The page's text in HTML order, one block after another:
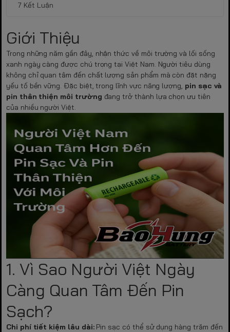
Kết Luận
Giới Thiệu
Trong những năm gần đây, nhận thức về môi trường và lối sống
xanh ngày càng được chú trọng tại Việt Nam. Người tiêu dùng
không chỉ quan tâm đến chất lượng sản phẩm mà còn đặt nặng
yếu tố bền vững. Đặc biệt, trong lĩnh vực năng lượng, pin sạc và
pin thân thiện môi trường đang trở thành lựa chọn ưu tiên
của nhiều người Việt.
1. Vì Sao Người Việt Ngày
Càng Quan Tâm Đến Pin
Sạch?
Chi phí tiết kiệm lâu dài:Pin sạc có thể sử dụng hàng trăm đến